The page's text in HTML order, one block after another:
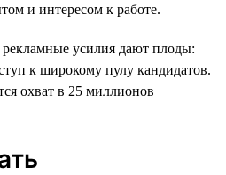
и интересом к работе.
усилия дают плоды:
к широкому пулу кандидатов.
охват в 25 миллионов